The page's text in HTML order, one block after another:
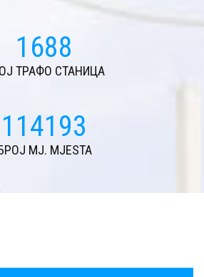
1688
ТРАФО СТАНИЦА
114193
MJ. MJESTA